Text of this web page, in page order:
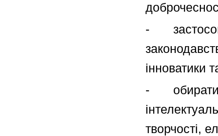
-
інноватики
- обирати
творчості,